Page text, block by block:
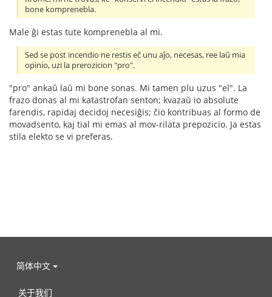
bone komprenebla.
Male ĝi estas tute komprenebla al mi.
Sed se post incendio ne restis eĉ unu aĵo, necesas, ree laŭ mia
opinio, uzi la prerozicion "pro".
"pro" ankaŭ laŭ mi bone sonas. Mi tamen plu uzus "el". La
frazo donas al mi katastrofan senton; kvazaŭ io absolute
farendis, rapidaj decidoj necesiĝis; ĉio kontribuas al formo de
movadsento, kaj tial mi emas al mov-rilata prepozicio. Ja estas
stila elekto se vi preferas.
简体中文
关于我们